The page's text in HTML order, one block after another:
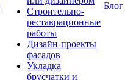
Строительно-
реставрационные
работы
Дизайн-проекты
фасадов
Укладка
брусчатки и
Блог